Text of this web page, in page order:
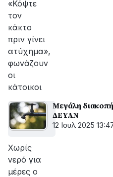
«Κόψτε
τον
κάκτο
πριν γίνει
ατύχημα»,
φωνάζουν
οι
κάτοικοι
Μεγάλη
ΔΕΥΑΝ
12 Ιουλ 2025
Χωρίς
νερό για
μέρες ο